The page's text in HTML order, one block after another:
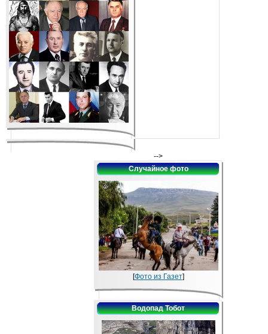
-->
Случайное фото
[Фото из Газет]
Водопад Тобот